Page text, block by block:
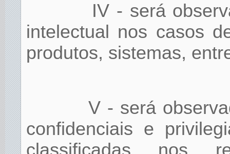
IV - será
intelectual nos casos
produtos, sistemas,
V - será
confidenciais e
classificadas nos